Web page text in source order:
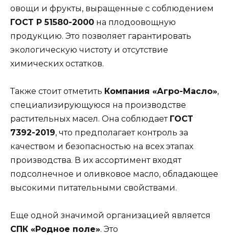
овощи и фрукты, выращенные с соблюдением
ГОСТ Р 51580-2000 на плодоовощную
продукцию. Это позволяет гарантировать
экологическую чистоту и отсутствие
химических остатков.
Также стоит отметить Компания «Агро-Масло»,
специализирующуюся на производстве
растительных масел. Она соблюдает ГОСТ
7392-2019, что предполагает контроль за
качеством и безопасностью на всех этапах
производства. В их ассортимент входят
подсолнечное и оливковое масло, обладающее
высокими питательными свойствами.
Еще одной значимой организацией является
СПК «Родное поле». Это